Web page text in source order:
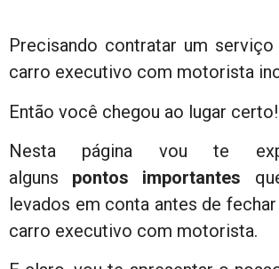
Precisando contratar um
carro executivo com motorista
Então você chegou ao lugar
Nesta página vou te
alguns pontos importantes
levados em conta antes de
carro executivo com motorista.